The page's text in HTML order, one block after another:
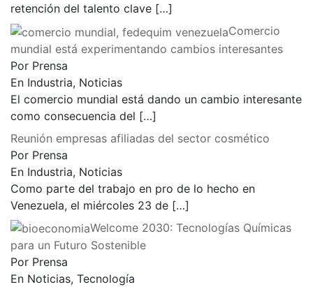
retención del talento clave […]
Comercio
mundial está experimentando cambios interesantes
Por Prensa
En Industria, Noticias
El comercio mundial está dando un cambio interesante
como consecuencia del […]
Reunión empresas afiliadas del sector cosmético
Por Prensa
En Industria, Noticias
Como parte del trabajo en pro de lo hecho en
Venezuela, el miércoles 23 de […]
Welcome 2030: Tecnologías Químicas
para un Futuro Sostenible
Por Prensa
En Noticias, Tecnología